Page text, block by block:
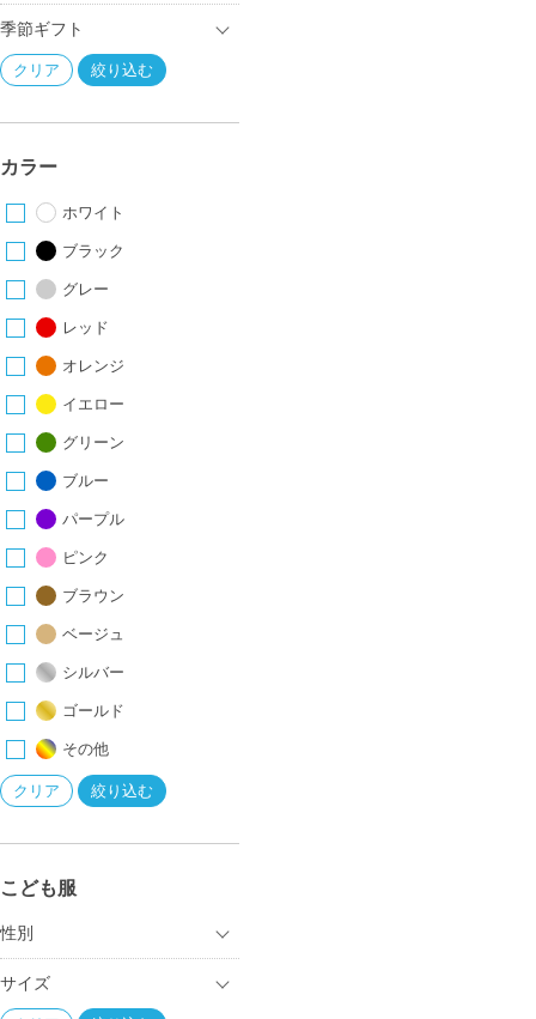
季節ギフト
カラー
ホワイト
ブラック
グレー
レッド
オレンジ
イエロー
グリーン
ブルー
パープル
ピンク
ブラウン
ベージュ
シルバー
ゴールド
その他
こども服
性別
サイズ